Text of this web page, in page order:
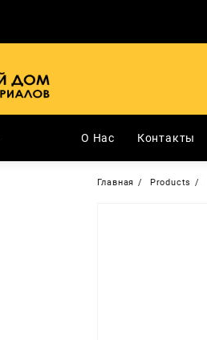
О Нас Контакты
Главная Products